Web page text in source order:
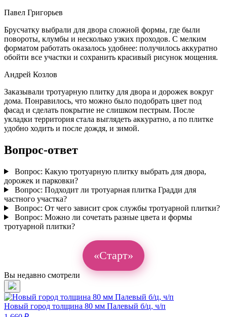
Павел Григорьев
Брусчатку выбрали для двора сложной формы, где были
повороты, клумбы и несколько узких проходов. С мелким
форматом работать оказалось удобнее: получилось аккуратно
обойти все участки и сохранить красивый рисунок мощения.
Андрей Козлов
Заказывали тротуарную плитку для двора и дорожек вокруг
дома. Понравилось, что можно было подобрать цвет под
фасад и сделать покрытие не слишком пестрым. После
укладки территория стала выглядеть аккуратно, а по плитке
удобно ходить и после дождя, и зимой.
Вопрос-ответ
Вопрос: Какую тротуарную плитку выбрать для двора,
дорожек и парковки?
Вопрос: Подходит ли тротуарная плитка Градди для
частного участка?
Вопрос: От чего зависит срок службы тротуарной плитки?
Вопрос: Можно ли сочетать разные цвета и формы
тротуарной плитки?
«Старт»
Вы недавно смотрели
Новый город толщина 80 мм Палевый б/ц, ч/п